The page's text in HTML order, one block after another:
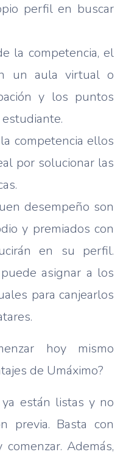
perfil en buscar
la competencia, el
un aula virtual o
y los puntos
competencia ellos
por solucionar las
desempeño son
y premiados con
en su perfil.
asignar a los
para canjearlos
hoy mismo
de Umáximo?
están listas y no
previa. Basta con
Además,